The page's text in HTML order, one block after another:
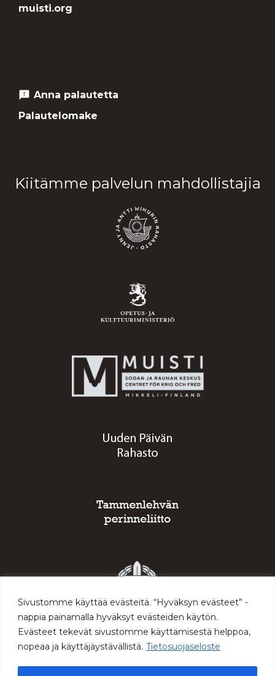
Sivustomme käyttää evästeitä. “Hyväksyn evästeet” -
nappia painamalla hyväksyt evästeiden käytön.
Evästeet tekevät sivustomme käyttämisestä helppoa,
nopeaa ja käyttäjäystävällistä. Tietosuojaseloste
muisti.org
feedback Anna palautetta
Palautelomake
Kiitämme palvelun mahdollistajia